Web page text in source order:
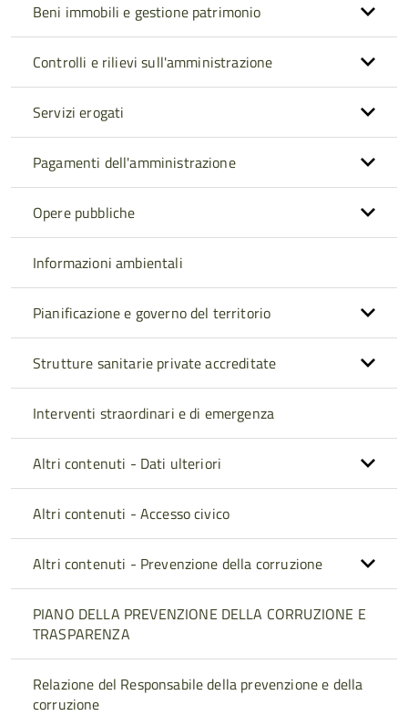
Beni immobili e gestione patrimonio
Controlli e rilievi sull'amministrazione
Servizi erogati
Pagamenti dell'amministrazione
Opere pubbliche
Informazioni ambientali
Pianificazione e governo del territorio
Strutture sanitarie private accreditate
Interventi straordinari e di emergenza
Altri contenuti - Dati ulteriori
Altri contenuti - Accesso civico
Altri contenuti - Prevenzione della corruzione
PIANO DELLA PREVENZIONE DELLA CORRUZIONE E
TRASPARENZA
Relazione del Responsabile della prevenzione e della
corruzione